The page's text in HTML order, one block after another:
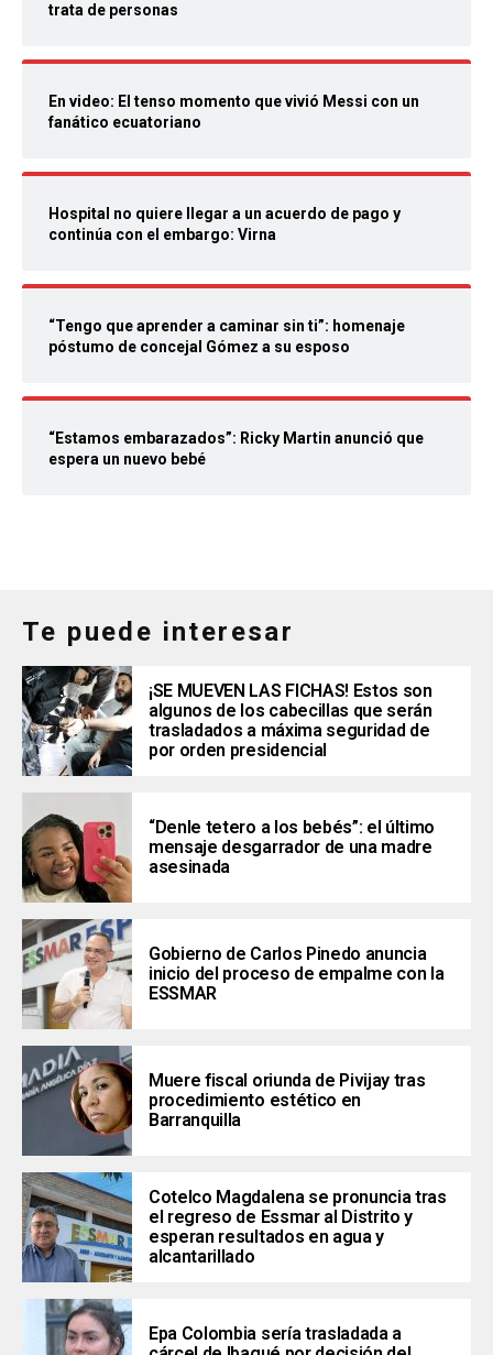
trata de personas
En video: El tenso momento que vivió Messi con un
fanático ecuatoriano
Hospital no quiere llegar a un acuerdo de pago y
continúa con el embargo: Virna
“Tengo que aprender a caminar sin ti”: homenaje
póstumo de concejal Gómez a su esposo
“Estamos embarazados”: Ricky Martin anunció que
espera un nuevo bebé
Te puede interesar
¡SE MUEVEN LAS FICHAS! Estos son
algunos de los cabecillas que serán
trasladados a máxima seguridad de
por orden presidencial
“Denle tetero a los bebés”: el último
mensaje desgarrador de una madre
asesinada
Gobierno de Carlos Pinedo anuncia
inicio del proceso de empalme con la
ESSMAR
Muere fiscal oriunda de Pivijay tras
procedimiento estético en
Barranquilla
Cotelco Magdalena se pronuncia tras
el regreso de Essmar al Distrito y
esperan resultados en agua y
alcantarillado
Epa Colombia sería trasladada a